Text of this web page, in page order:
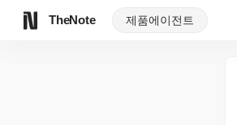
TheNote 제품에이전트